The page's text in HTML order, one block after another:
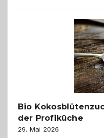
Bio
der Profiküche
29. Mai 2026